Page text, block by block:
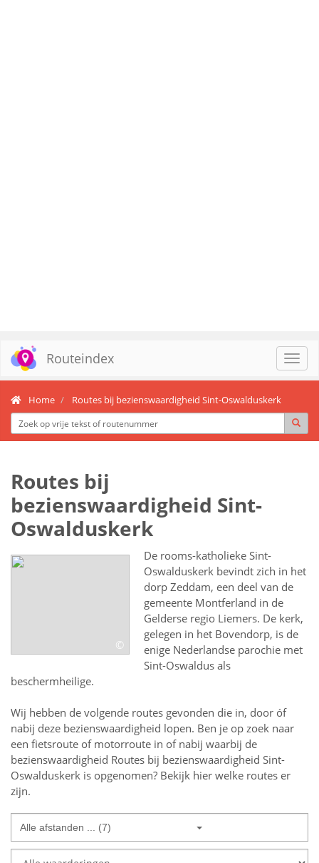
Routeindex
Home Routes bij bezienswaardigheid Sint-Oswalduskerk
Routes bij
bezienswaardigheid Sint-
Oswalduskerk
©
De rooms-katholieke Sint-
Oswalduskerk bevindt zich in het
dorp Zeddam, een deel van de
gemeente Montferland in de
Gelderse regio Liemers. De kerk,
gelegen in het Bovendorp, is de
enige Nederlandse parochie met
Sint-Oswaldus als
beschermheilige.
Wij hebben de volgende routes gevonden die in, door óf
nabij deze bezienswaardigheid lopen. Ben je op zoek naar
een fietsroute of motorroute in of nabij waarbij de
bezienswaardigheid Routes bij bezienswaardigheid Sint-
Oswalduskerk is opgenomen? Bekijk hier welke routes er
zijn.
Alle afstanden ... (7)